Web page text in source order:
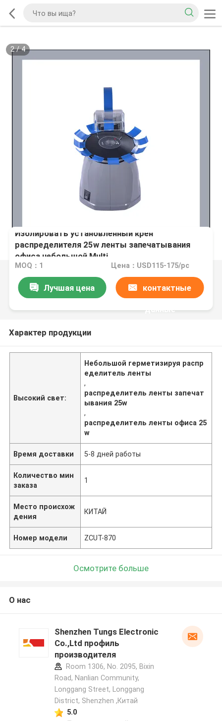
2/4
Изолировать установленный крен
распределителя 25w ленты запечатывания
офиса небольшой Multi
MOQ：1 Цена：USD115-175/pc
Лучшая цена контактные
данные
Характер продукции
Высокий свет:
Небольшой герметизируя распр
еделитель ленты
,
распределитель ленты запечат
ывания 25w
,
распределитель ленты офиса 25
w
Время доставки 5-8 дней работы
Количество мин
заказа
1
Место происхож
дения
КИТАЙ
Номер модели ZCUT-870
Осмотрите больше
О нас
Shenzhen Tungs Electronic
Co.,Ltd профиль
производителя
Room 1306, No. 2095, Bixin
Road, Nanlian Community,
Longgang Street, Longgang
District, Shenzhen ,Китай
5.0